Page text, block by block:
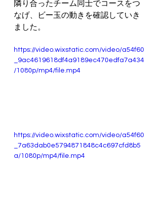
隣り合ったチーム同士でコースをつ
なげ、ビー玉の動きを確認していき
ました。
https://video.wixstatic.com/video/a54f60
_9ac4619618df4a9189ec470edfa7a434
/1080p/mp4/file.mp4
https://video.wixstatic.com/video/a54f60
_7a63dab0e5794871848c4c697cfd8b5
a/1080p/mp4/file.mp4